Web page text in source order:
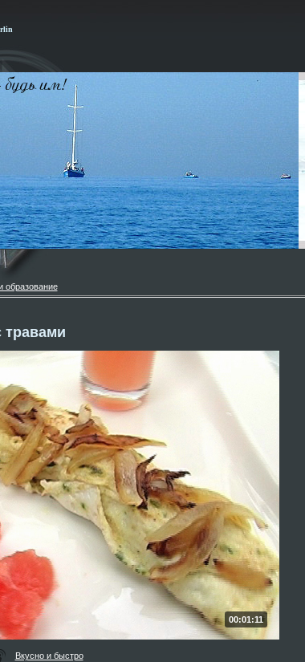
образование
00:01:11
Вкусно и быстро